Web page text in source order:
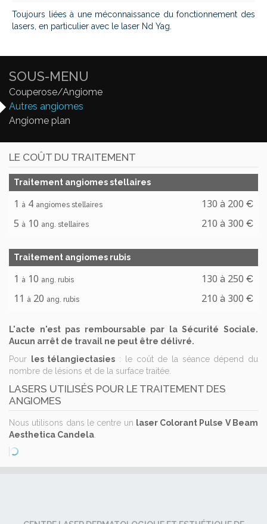
Toujours liées à une méconnaissance du fonctionnement des
lasers, en particulier avec le laser Nd Yag.
SOUS-MENU
Couperose/Angiome
Autres angiomes
Angiome plan
LE COÛT DU TRAITEMENT
Traitement angiomes stellaires
1 à 4 angiomes stellaires 130 à 200 €
5 à 10 ang. stellaires 210 à 300 €
Traitement angiomes rubis
1 à 10 ang. rubis 130 à 250 €
11 à 20 ang. rubis 210 à 300 €
L'acte n'est pas remboursable par la Sécurité Sociale.
Aucun arrêt de travail ne peut être délivré.
Pour
les télangiectasies : le coût de la séance dépend du
nombre de lésions et de la surface traitée.
LASERS UTILISÉS POUR LE TRAITEMENT DES
ANGIOMES
Nous utilisons dans le centre un laser Colorant Pulse V Beam
Aesthetica Candela